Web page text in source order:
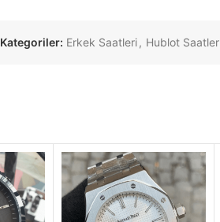
Kategoriler: Erkek Saatleri, Hublot Saatler